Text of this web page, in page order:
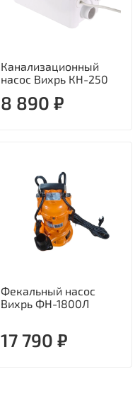
Канализационный
насос Вихрь КН-250
8 890 ₽
Фекальный насос
Вихрь ФН-1800Л
17 790 ₽